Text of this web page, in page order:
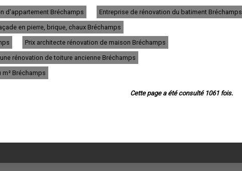
immobilière à Châteaudun
immobilière à Vernouillet
immobilière à Nogent-le-Rotrou
immobilière à Mainvilliers
immobilière à Luisant
immobilière à Épernon
immobilière à Lèves
immobilière à Maintenon
immobilière à Nogent-le-Roi
d'appartement Bréchamps
Entreprise de rénovation du batiment Bréchamps
en pierre, brique, chaux Bréchamps
Prix architecte rénovation de maison Bréchamps
rénovation de toiture ancienne Bréchamps
Bréchamps
Cette page a été consulté 1061 fois.